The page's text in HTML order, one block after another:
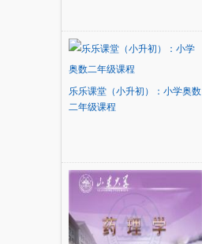
乐乐课堂（小升初）：小学奥数
二年级课程